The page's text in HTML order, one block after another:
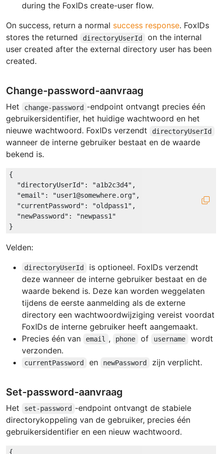
during the FoxIDs create-user flow.
On success, return a normal success response. FoxIDs
stores the returned
directoryUserId
on the internal
user created after the external directory user has been
created.
Change-password-aanvraag
Het change-password -endpoint ontvangt precies één
gebruikersidentifier, het huidige wachtwoord en het
nieuwe wachtwoord. FoxIDs verzendt
directoryUserId
wanneer de interne gebruiker bestaat en de waarde
bekend is.
{
"directoryUserId" : "a1b2c3d4" ,
"email" : "user1@somewhere.org" ,
"currentPassword" : "oldpass1" ,
"newPassword" :
"newpass1"
Velden:
directoryUserId
is optioneel. FoxIDs verzendt
deze wanneer de interne gebruiker bestaat en de
waarde bekend is. Deze kan worden weggelaten
tijdens de eerste aanmelding als de externe
directory een wachtwoordwijziging vereist voordat
FoxIDs de interne gebruiker heeft aangemaakt.
Precies één van
email , phone of username
wordt
verzonden.
currentPassword en newPassword zijn verplicht.
Set-password-aanvraag
Het set-password -endpoint ontvangt de stabiele
directorykoppeling van de gebruiker, precies één
gebruikersidentifier en een nieuw wachtwoord.
{